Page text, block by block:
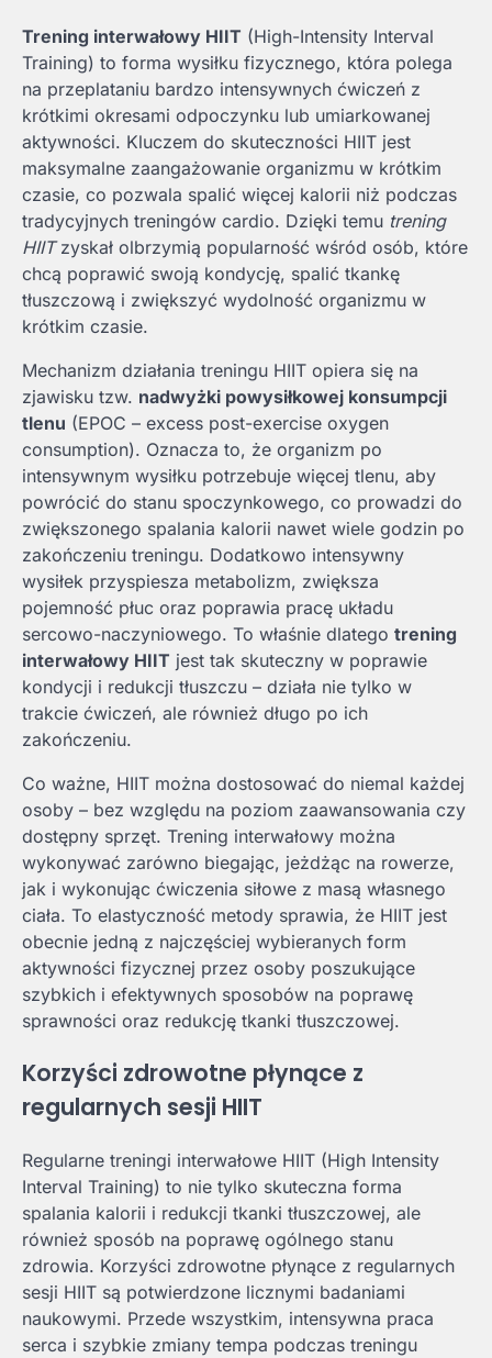
Trening interwałowy HIIT (High-Intensity Interval
Training) to forma wysiłku fizycznego, która polega
na przeplataniu bardzo intensywnych ćwiczeń z
krótkimi okresami odpoczynku lub umiarkowanej
aktywności. Kluczem do skuteczności HIIT jest
maksymalne zaangażowanie organizmu w krótkim
czasie, co pozwala spalić więcej kalorii niż podczas
tradycyjnych treningów cardio. Dzięki temu trening
HIITzyskał olbrzymią popularność wśród osób, które
chcą poprawić swoją kondycję, spalić tkankę
tłuszczową i zwiększyć wydolność organizmu w
krótkim czasie.
Mechanizm działania treningu HIIT opiera się na
zjawisku tzw. nadwyżki powysiłkowej konsumpcji
tlenu (EPOC – excess post-exercise oxygen
consumption). Oznacza to, że organizm po
intensywnym wysiłku potrzebuje więcej tlenu, aby
powrócić do stanu spoczynkowego, co prowadzi do
zwiększonego spalania kalorii nawet wiele godzin po
zakończeniu treningu. Dodatkowo intensywny
wysiłek przyspiesza metabolizm, zwiększa
pojemność płuc oraz poprawia pracę układu
sercowo-naczyniowego. To właśnie dlatego trening
interwałowy HIIT jest tak skuteczny w poprawie
kondycji i redukcji tłuszczu – działa nie tylko w
trakcie ćwiczeń, ale również długo po ich
zakończeniu.
Co ważne, HIIT można dostosować do niemal każdej
osoby – bez względu na poziom zaawansowania czy
dostępny sprzęt. Trening interwałowy można
wykonywać zarówno biegając, jeżdżąc na rowerze,
jak i wykonując ćwiczenia siłowe z masą własnego
ciała. To elastyczność metody sprawia, że HIIT jest
obecnie jedną z najczęściej wybieranych form
aktywności fizycznej przez osoby poszukujące
szybkich i efektywnych sposobów na poprawę
sprawności oraz redukcję tkanki tłuszczowej.
Korzyści zdrowotne płynące z
regularnych sesji HIIT
Regularne treningi interwałowe HIIT (High Intensity
Interval Training) to nie tylko skuteczna forma
spalania kalorii i redukcji tkanki tłuszczowej, ale
również sposób na poprawę ogólnego stanu
zdrowia. Korzyści zdrowotne płynące z regularnych
sesji HIIT są potwierdzone licznymi badaniami
naukowymi. Przede wszystkim, intensywna praca
serca i szybkie zmiany tempa podczas treningu